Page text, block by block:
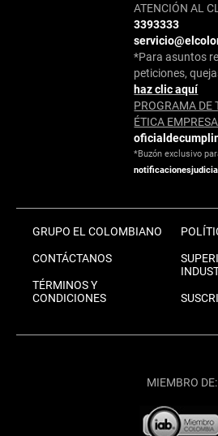
ATENCIÓN AL
3393333
*Para asuntos
peticiones,
haz clic aquí
PROGRAMA DE
ÉTICA
*Buzón exclusivo
GRUPO EL COLOMBIANO
CONTÁCTANOS
TÉRMINOS Y
CONDICIONES
MIEMBRO DE: